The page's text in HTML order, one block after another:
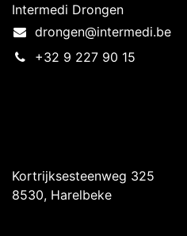
Intermedi Drongen
drongen@intermedi.be
+32 9 227 90 15
Kortrijksesteenweg 325
8530, Harelbeke